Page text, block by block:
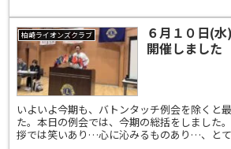
柏崎ライオンズクラブ
６月１０日(
開催しました
いよいよ今期も、バトンタッチ例会を除くと
た。本日の例会では、今期の総括をしました
拶では笑いあり…心に沁みるものあり…、と